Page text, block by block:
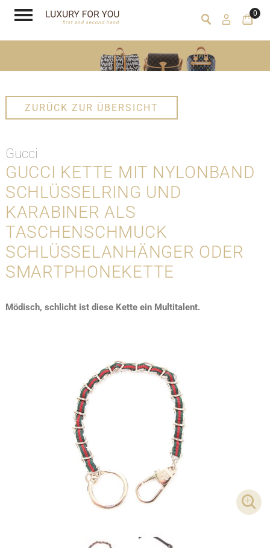
0
ZURÜCK ZUR ÜBERSICHT
Gucci
GUCCI KETTE MIT NYLONBAND
SCHLÜSSELRING UND
KARABINER ALS
TASCHENSCHMUCK
SCHLÜSSELANHÄNGER ODER
SMARTPHONEKETTE
Mödisch, schlicht ist diese Kette ein Multitalent.